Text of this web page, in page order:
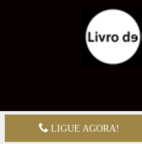
LIGUE AGORA!